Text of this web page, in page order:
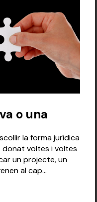
o una
la forma jurídica
voltes i voltes
un projecte, un
al cap...